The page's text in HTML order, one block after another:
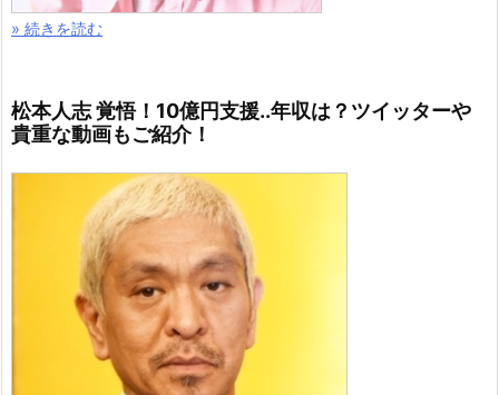
» 続きを読む
松本人志 覚悟！10億円支援..年収は？ツイッターや
貴重な動画もご紹介！